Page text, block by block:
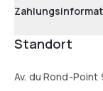
Standort
Av. du Rond-